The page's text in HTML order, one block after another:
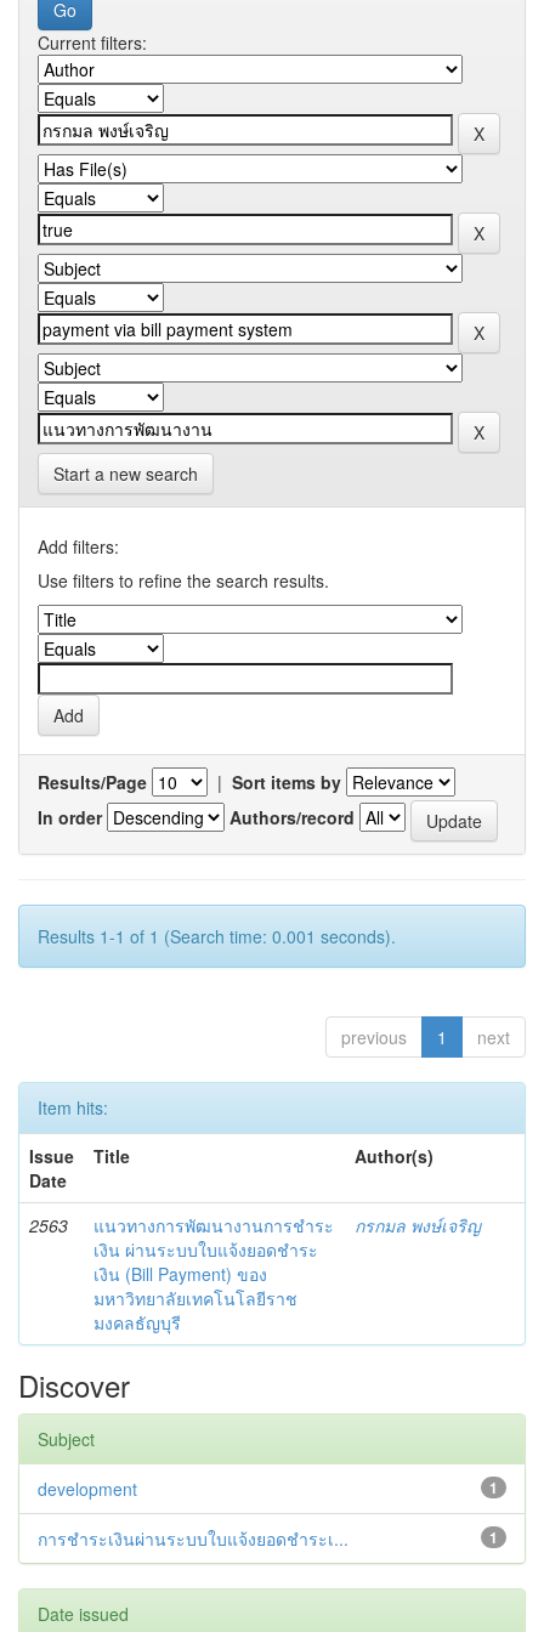
Current filters:
Start a new search
Add filters:
Use filters to refine the search results.
Results/Page | Sort items by
In order
Authors/record
Results 1-1 of 1 (Search time: 0.001 seconds).
previous 1 next
Item hits:
Issue
Date
Title Author(s)
2563
แนวทางการพัฒนางานการชำระ
เงิน ผ่านระบบใบแจ้งยอดชำระ
เงิน (Bill Payment) ของ
มหาวิทยาลัยเทคโนโลยีราช
มงคลธัญบุรี
กรกมล พงษ์เจริญ
Discover
Subject
1
development
1
การชำระเงินผ่านระบบใบแจ้งยอดชำระเ...
Date issued